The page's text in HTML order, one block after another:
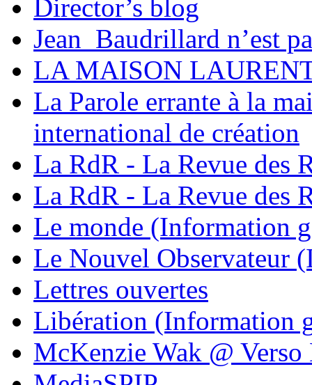
Director’s blog
Jean_Baudrillard n’est
LA MAISON
La Parole errante à la
international de création
La RdR - La Revue des
La RdR - La Revue des
Le monde (Information
Le Nouvel Observateur
Lettres ouvertes
Libération (Information
McKenzie Wak @ Verso